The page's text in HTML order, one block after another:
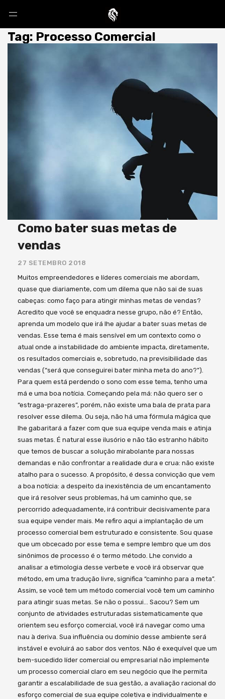
Tag: Processo Comercial
Como bater suas metas de
vendas
27 SETEMBRO 2018
Muitos empreendedores e líderes comerciais me abordam,
quase que diariamente, com um dilema que não sai de suas
cabeças: como faço para atingir minhas metas de vendas?
Acredito que você se enquadra nesse grupo, não é? Então,
aprenda um modelo que irá lhe ajudar a bater suas metas de
vendas. Esse tema é mais sensível em um contexto como o
atual onde a instabilidade do ambiente impacta, diretamente,
os resultados comerciais e, sobretudo, na previsibilidade das
vendas (“será que conseguirei bater minha meta do ano?”).
Para quem está perdendo o sono com esse tema, tenho uma
má e uma boa notícia. Começando pela má: não quero ser o
“estraga-prazeres”, porém, não existe uma bala de prata para
resolver esse dilema. Ou seja, não há uma fórmula mágica que
lhe gabaritará a fazer com que sua equipe venda mais e atinja
suas metas. É natural esse ilusório e não tão estranho hábito
que temos de buscar a solução mirabolante para nossas
demandas e não confrontar a realidade dura e crua: não existe
atalho para o sucesso. A propósito, é dessa convicção que vem
a boa notícia: a despeito da inexistência de um encantamento
que irá resolver seus problemas, há um caminho que, se
percorrido adequadamente, irá contribuir decisivamente para
sua equipe vender mais. Me refiro aqui a implantação de um
processo comercial bem estruturado e consistente. Sou quase
que um obcecado por esse tema e sempre lembro que um dos
sinônimos de processo é o termo método. Lhe convido a
analisar a etimologia desse verbete e você irá observar que
método, em uma tradução livre, significa “caminho para a meta”.
Assim, se você tem um método comercial você tem um caminho
para atingir suas metas. Se não o possui… Sacou? Sem um
conjunto de atividades estruturadas sistematicamente que
orientem seu esforço comercial, você irá navegar como uma
nau à deriva. Sua influência ou domínio desse ambiente será
instável e evoluirá ao sabor dos ventos. Não é exequível que um
bem-sucedido líder comercial ou empresarial não implemente
um processo comercial claro em seu negócio que lhe permita
garantir a escalabilidade de sua gestão, a avaliação racional do
esforço comercial de sua equipe coletiva e individualmente e